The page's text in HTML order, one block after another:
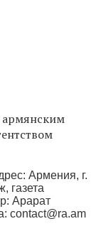
армянским
Армения, г.
газета
Арарат
contact@ra.am